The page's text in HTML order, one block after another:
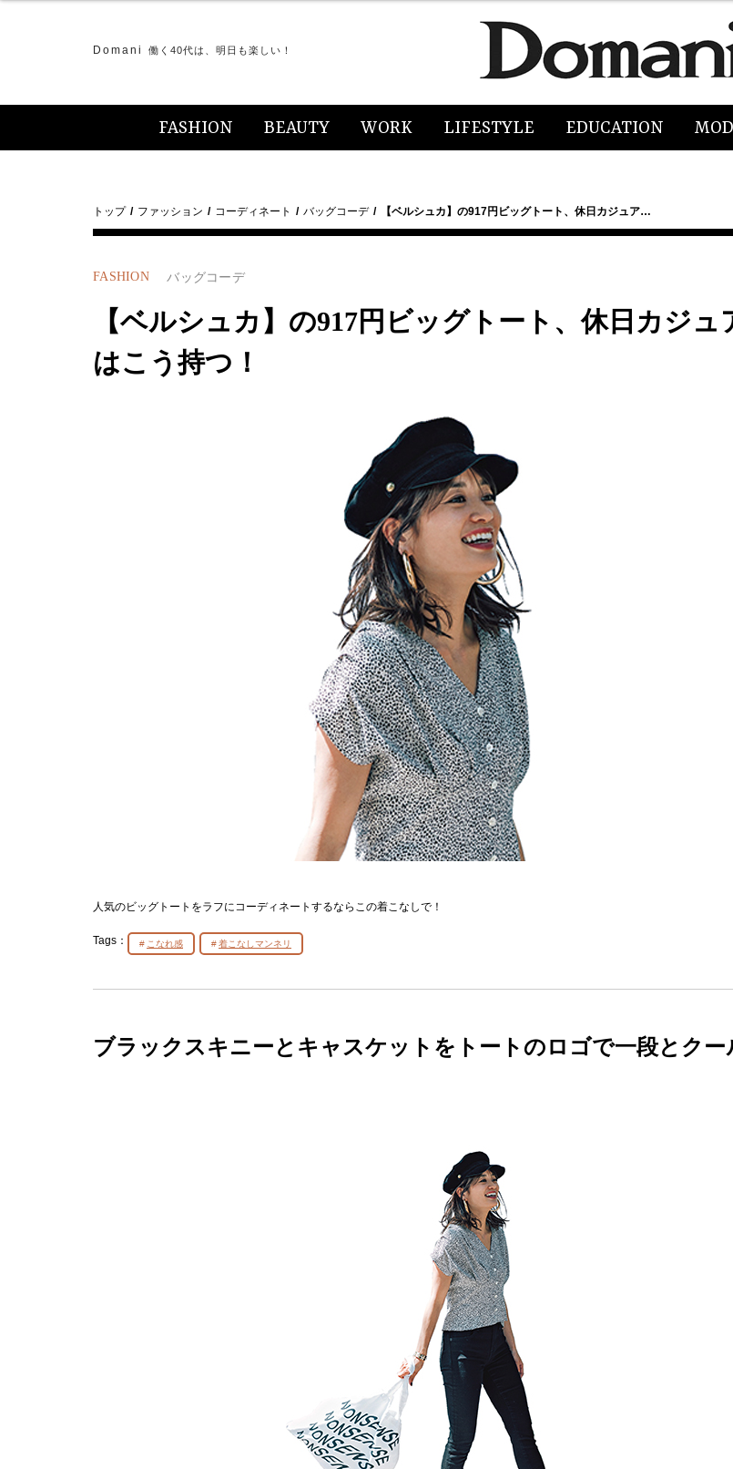
Domani 働く40代は、明日も楽しい！
FASHION BEAUTY WORK LIFESTYLE EDUCATION
トップ ファッション コーディネート バッグコーデ 【ベルシュカ】の917円ビッグトート、休日カジュア…
FASHION バッグコーデ
【ベルシュカ】の917円ビッグトート、休日カジュ
はこう持つ！
人気のビッグトートをラフにコーディネートするならこの着こなしで！
Tags： こなれ感 着こなしマンネリ
ブラックスキニーとキャスケットをトートのロゴで一段とクー